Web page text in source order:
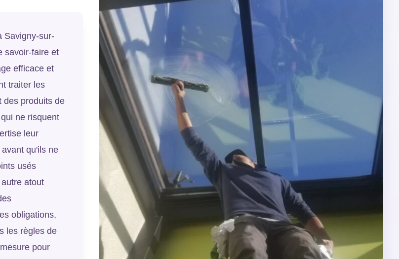
Savigny-sur-
savoir-faire et
efficace et
traiter les
des produits de
ne risquent
leur
qu'ils ne
usés
atout
obligations,
les règles de
pour